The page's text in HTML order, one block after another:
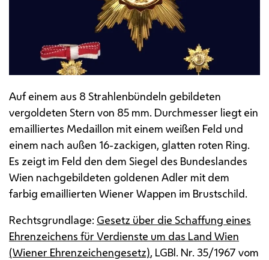
Auf einem aus 8 Strahlenbündeln gebildeten
vergoldeten Stern von 85 mm. Durchmesser liegt ein
emailliertes Medaillon mit einem weißen Feld und
einem nach außen 16-zackigen, glatten roten Ring.
Es zeigt im Feld den dem Siegel des Bundeslandes
Wien nachgebildeten goldenen Adler mit dem
farbig emaillierten Wiener Wappen im Brustschild.
Rechtsgrundlage: Gesetz über die Schaffung eines
Ehrenzeichens für Verdienste um das Land Wien
(Wiener Ehrenzeichengesetz), LGBl. Nr. 35/1967 vom